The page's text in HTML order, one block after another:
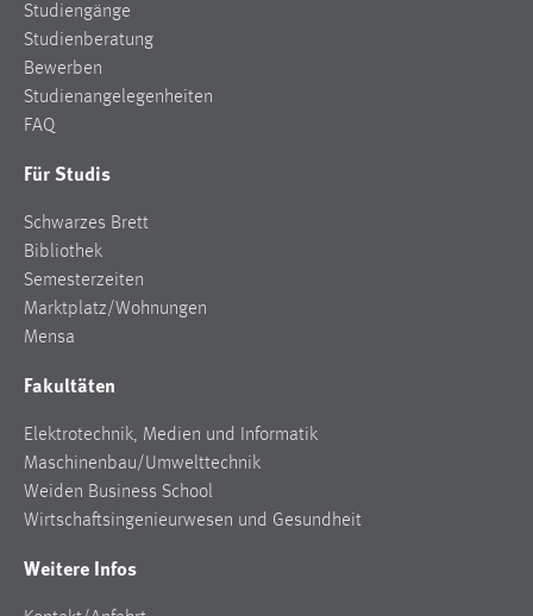
Studiengänge
Studienberatung
Bewerben
Studienangelegenheiten
FAQ
Für Studis
Schwarzes Brett
Bibliothek
Semesterzeiten
Marktplatz/Wohnungen
Mensa
Fakultäten
Elektrotechnik, Medien und Informatik
Maschinenbau/Umwelttechnik
Weiden Business School
Wirtschaftsingenieurwesen und Gesundheit
Weitere Infos
Name:
Zweck:
24 Stunden
STATISTIK
Diese Informationen helfen uns zu verstehen, wie
Matomo
Name: